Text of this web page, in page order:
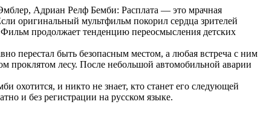
Адриан Релф Бемби: Расплата — это мрачная
оригинальный мультфильм покорил сердца зрителей
продолжает тенденцию переосмысления детских
перестал быть безопасным местом, а любая встреча с ним
проклятом лесу. После небольшой автомобильной аварии
охотится, и никто не знает, кто станет его следующей
и без регистрации на русском языке.